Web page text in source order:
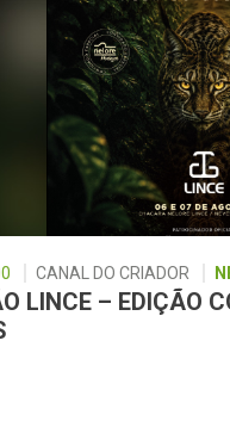
CANAL DO CRIADOR
LINCE – EDIÇÃO